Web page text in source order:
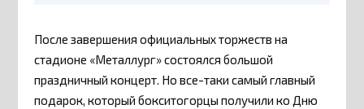
После завершения официальных торжеств на
стадионе «Металлург» состоялся большой
праздничный концерт. Но все-таки самый главный
подарок, который бокситогорцы получили ко Дню